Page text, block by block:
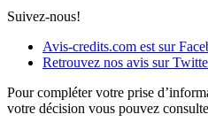
Suivez-nous!
Avis-credits.com est sur
Retrouvez nos avis sur
Pour compléter votre prise
votre décision vous pouvez